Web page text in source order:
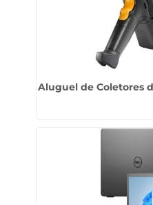
Aluguel de Coletores